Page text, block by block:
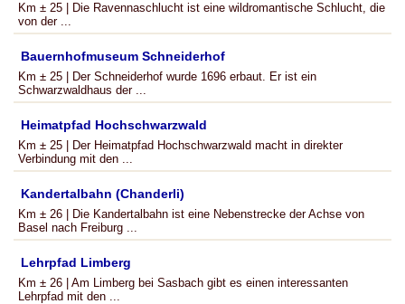
Km ± 25 | Die Ravennaschlucht ist eine wildromantische Schlucht, die
von der ...
Bauernhofmuseum Schneiderhof
Km ± 25 | Der Schneiderhof wurde 1696 erbaut. Er ist ein
Schwarzwaldhaus der ...
Heimatpfad Hochschwarzwald
Km ± 25 | Der Heimatpfad Hochschwarzwald macht in direkter
Verbindung mit den ...
Kandertalbahn (Chanderli)
Km ± 26 | Die Kandertalbahn ist eine Nebenstrecke der Achse von
Basel nach Freiburg ...
Lehrpfad Limberg
Km ± 26 | Am Limberg bei Sasbach gibt es einen interessanten
Lehrpfad mit den ...